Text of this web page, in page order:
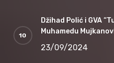
Džihad Polić i GVA
Muhamedu
23/09/2024